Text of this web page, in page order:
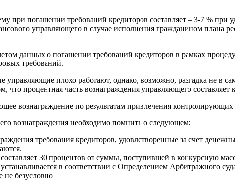
погашении требований кредиторов составляет – 3-7 % при
управляющего в случае исполнения гражданином плана
данных о погашении требований кредиторов в рамках
требований.
управляющие плохо работают, однако, возможно, разгадка не в
процентная часть вознаграждения управляющего составляет
вознаграждение по результатам привлечения
вознаграждения необходимо помнить о следующем:
требования кредиторов, удовлетворенные за счет
30 процентов от суммы, поступившей в конкурсную
в соответствии с Определением Арбитражного
не безусловно